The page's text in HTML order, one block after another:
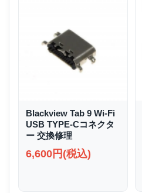
Blackview Tab 9 Wi-Fi
USB TYPE-Cコネクタ
ー 交換修理
6,600円(税込)